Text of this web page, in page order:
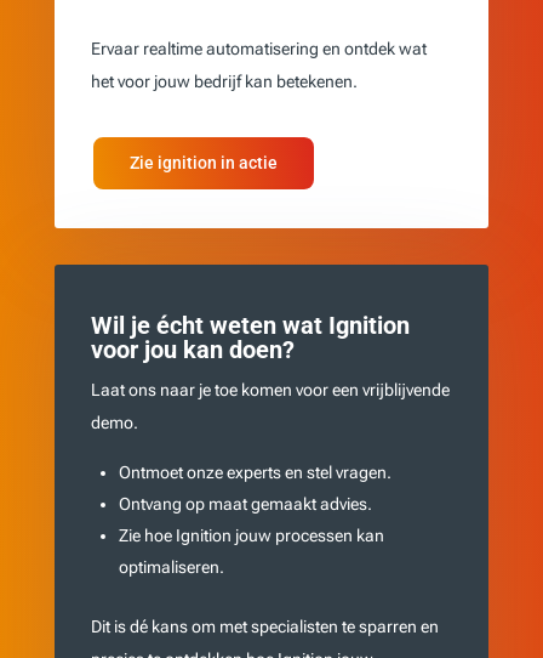
Ervaar realtime automatisering en ontdek wat
het voor jouw bedrijf kan betekenen.
Zie ignition in actie
Wil je écht weten wat Ignition
voor jou kan doen?
Laat ons naar je toe komen voor een vrijblijvende
demo.
Ontmoet onze experts en stel vragen.
Ontvang op maat gemaakt advies.
Zie hoe Ignition jouw processen kan
optimaliseren.
Dit is dé kans om met specialisten te sparren en